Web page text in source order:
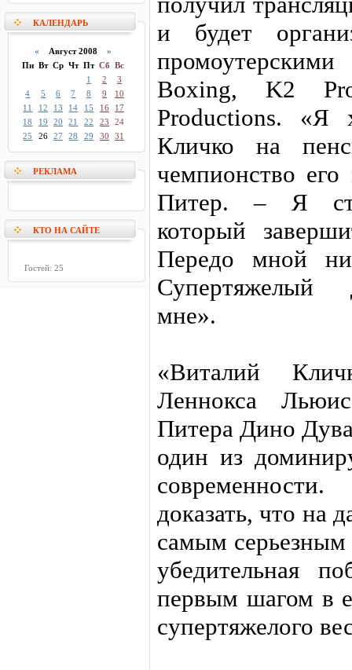
КАЛЕНДАРЬ
« Август 2008 »
Пн Вт Ср Чт Пт Сб Вс
1
2
3
4
5 6 7 8 9
10
11
12 13 14 15 16
17
18
19 20 21 22 23
24
25
26 27 28 29 30 31
РЕКЛАМА
КТО НА САЙТЕ
Гостей: 25
и будет
Boxing, K2
Productions. «Я
Кличко на
чемпионство
Питер. – Я
который
Передо мной
Супертяжелый
мне».
«Виталий
Леннокса
Питера Дино
один из
доказать, что на
самым
убедительная
первым шагом в
супертяжелого